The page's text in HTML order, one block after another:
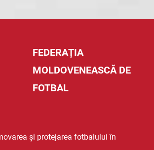
FEDERAȚIA
MOLDOVENEASCĂ DE
FOTBAL
și protejarea fotbalului în